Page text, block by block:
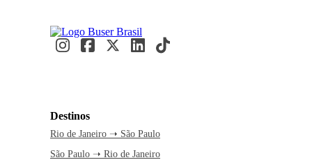
Destinos
Rio de Janeiro ➝ São Paulo
São Paulo ➝ Rio de Janeiro